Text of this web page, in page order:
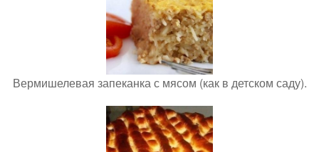
Вермишелевая запеканка с мясом (как в детском саду).